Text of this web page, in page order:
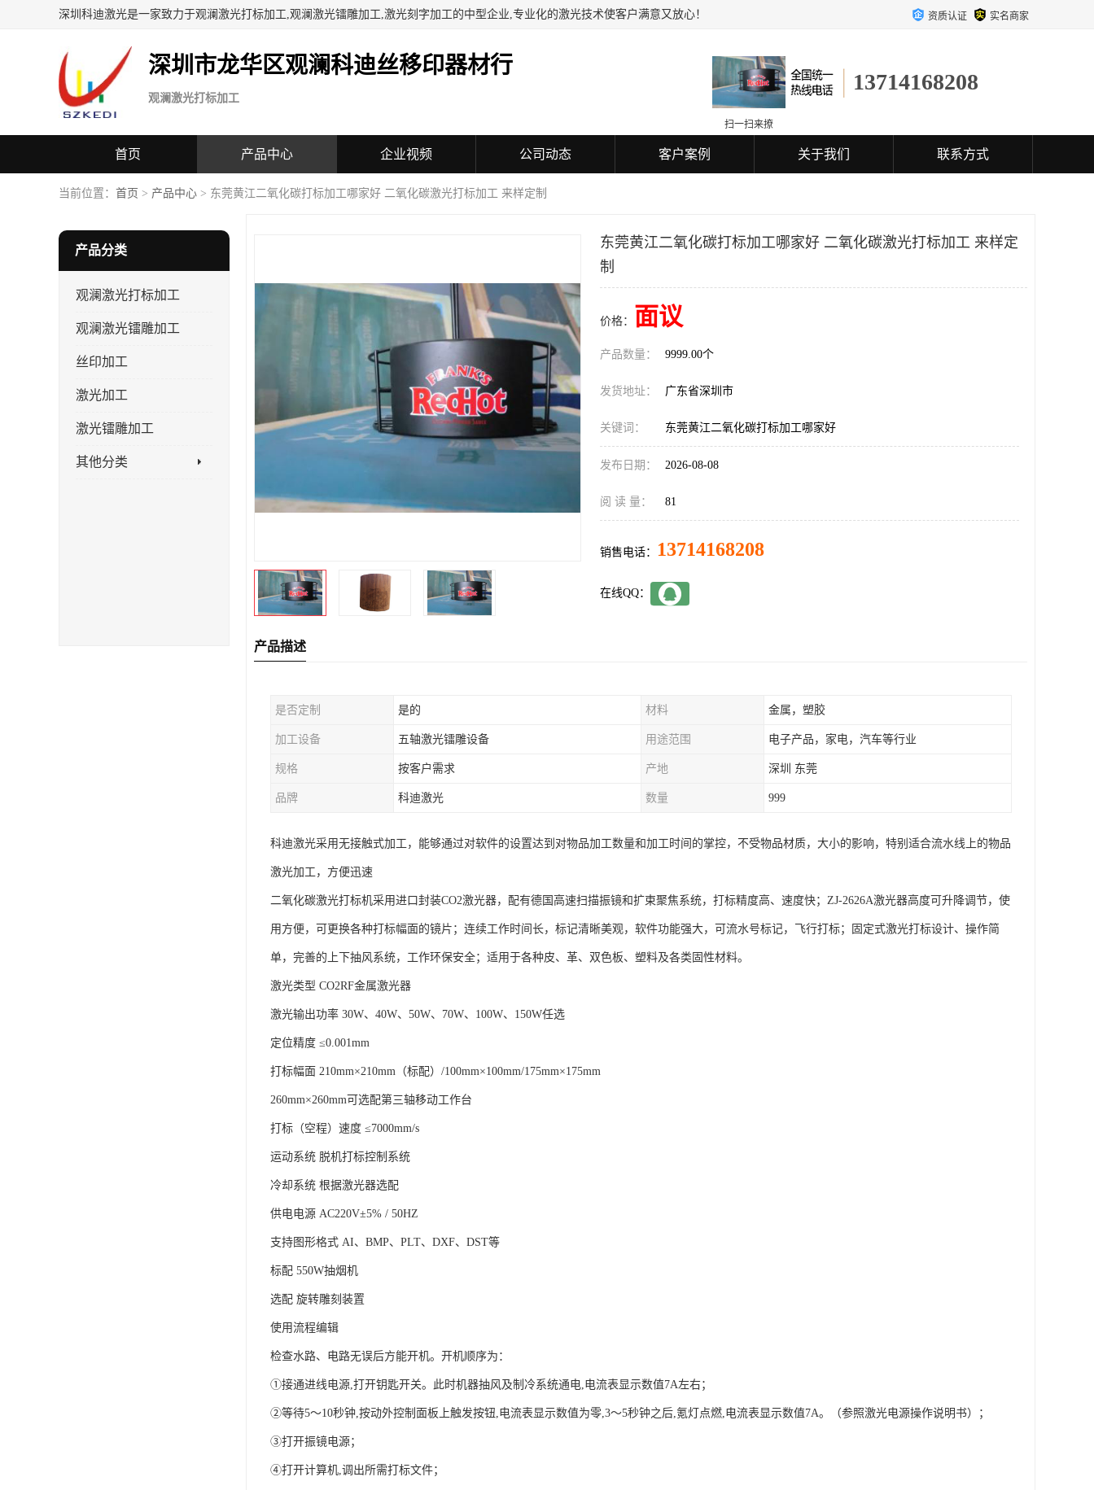
深圳科迪激光是一家致力于观澜激光打标加工,观澜激光镭雕加工,激光刻字加工的中型企业,专业化的激光技术使客户满意又放心！ 资质认证 实名商家
深圳市龙华区观澜科迪丝移印器材行
观澜激光打标加工
13714168208
扫一扫来撩
首页 产品中心 企业视频 公司动态 客户案例 关于我们 联系方式
当前位置： 首页 > 产品中心 > 东莞黄江二氧化碳打标加工哪家好 二氧化碳激光打标加工 来样定制
产品分类
观澜激光打标加工
观澜激光镭雕加工
丝印加工
激光加工
激光镭雕加工
其他分类
东莞黄江二氧化碳打标加工哪家好 二氧化碳激光打标加工 来样定
制
价格： 面议
产品数量： 9999.00个
发货地址： 广东省深圳市
关键词： 东莞黄江二氧化碳打标加工哪家好
发布日期： 2026-08-08
阅 读 量： 81
销售电话： 13714168208
在线QQ：
产品描述
是否定制 是的 材料 金属，塑胶
加工设备 五轴激光镭雕设备 用途范围 电子产品，家电，汽车等行业
规格 按客户需求 产地 深圳 东莞
品牌 科迪激光 数量 999
科迪激光采用无接触式加工，能够通过对软件的设置达到对物品加工数量和加工时间的掌控，不受物品材质，大小的影响，特别适合流水线上的物品
激光加工，方便迅速
二氧化碳激光打标机采用进口封装CO2激光器，配有德国高速扫描振镜和扩束聚焦系统，打标精度高、速度快；ZJ-2626A激光器高度可升降调节，使
用方便，可更换各种打标幅面的镜片；连续工作时间长，标记清晰美观，软件功能强大，可流水号标记，飞行打标；固定式激光打标设计、操作简
单，完善的上下抽风系统，工作环保安全；适用于各种皮、革、双色板、塑料及各类固性材料。
激光类型 CO2RF金属激光器
激光输出功率 30W、40W、50W、70W、100W、150W任选
定位精度 ≤0.001mm
打标幅面 210mm×210mm（标配）/100mm×100mm/175mm×175mm
260mm×260mm可选配第三轴移动工作台
打标（空程）速度 ≤7000mm/s
运动系统 脱机打标控制系统
冷却系统 根据激光器选配
供电电源 AC220V±5% / 50HZ
支持图形格式 AI、BMP、PLT、DXF、DST等
标配 550W抽烟机
选配 旋转雕刻装置
使用流程编辑
检查水路、电路无误后方能开机。开机顺序为：
①接通进线电源,打开钥匙开关。此时机器抽风及制冷系统通电,电流表显示数值7A左右；
②等待5～10秒钟,按动外控制面板上触发按钮,电流表显示数值为零,3～5秒钟之后,氪灯点燃,电流表显示数值7A。（参照激光电源操作说明书）；
③打开振镜电源；
④打开计算机,调出所需打标文件；